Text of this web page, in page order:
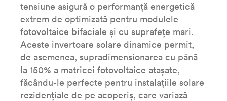
tensiune asigură o performanță energetică
extrem de optimizată pentru modulele
fotovoltaice bifaciale și cu suprafețe mari.
Aceste invertoare solare dinamice permit,
de asemenea, supradimensionarea cu până
la 150% a matricei fotovoltaice atașate,
făcându-le perfecte pentru instalațiile solare
rezidențiale de pe acoperiș, care variază